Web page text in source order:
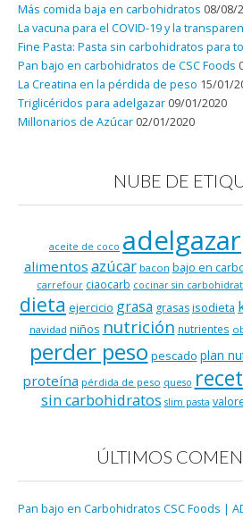
Más comida baja en carbohidratos 08/08/
La vacuna para el COVID-19 y la
Fine Pasta: Pasta sin carbohidratos para
Pan bajo en carbohidratos de CSC Foods
La Creatina en la pérdida de peso 15/01/
Triglicéridos para adelgazar 09/01/2020
Millonarios de Azúcar 02/01/2020
NUBE DE
aceite de coco adelgazar
alimentos azúcar bacon bajo en
carrefour ciaocarb cocinar sin
dieta ejercicio grasa grasasisodieta
navidad niños nutrición nutrientes
perder peso pescado plan
proteína pérdida de peso queso
sin carbohidratos slim pasta
ÚLTIMOS
Pan bajo en Carbohidratos CSC Foods |